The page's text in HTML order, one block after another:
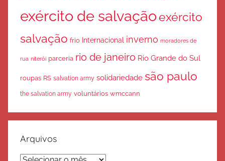
exército de salvaçãoexército
salvação frio Internacional inverno moradores de
rua niterói parceria rio de janeiro Rio Grande do Sul
roupas RS salvation army solidariedade são paulo
the salvation army voluntários wmccann
Arquivos